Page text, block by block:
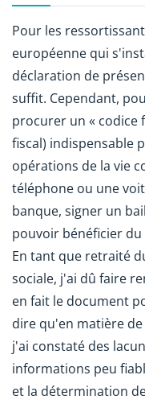
Pour les
européenne qui
déclaration de
suffit. Cependant,
procurer un « codice
fiscal) indispensable
opérations de la vie
téléphone ou une
banque, signer un
pouvoir bénéficier
En tant que retraité
sociale, j'ai dû faire
en fait le document
dire qu'en matière
j'ai constaté des
informations peu
et la détermination